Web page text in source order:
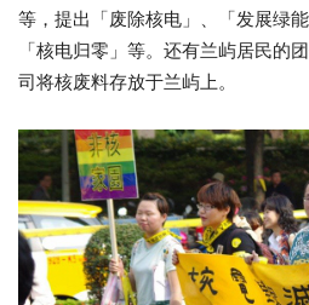
等，提出「废除核电」、「发展绿
「核电归零」等。还有兰屿居民的
司将核废料存放于兰屿上。